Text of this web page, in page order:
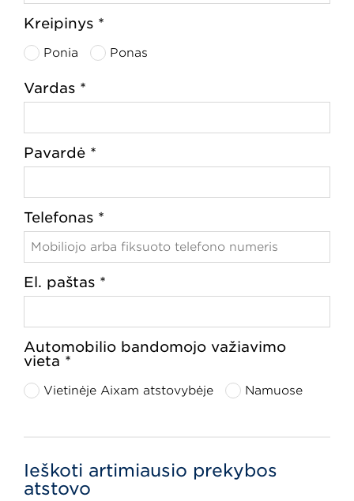
Kreipinys *
Ponia Ponas
Vardas *
Pavardė *
Telefonas *
El. paštas *
Automobilio bandomojo važiavimo
vieta *
Vietinėje Aixam atstovybėje Namuose
Ieškoti artimiausio prekybos
atstovo